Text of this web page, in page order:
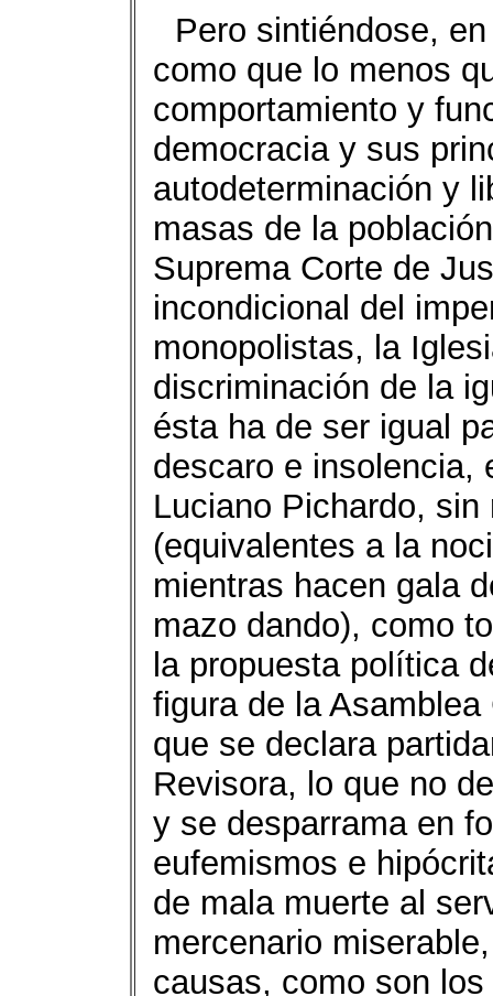
Pero sintiéndose,
como que lo menos
comportamiento y
democracia y sus
autodeterminación y
masas de la
Suprema Corte de
incondicional del
monopolistas, la
discriminación de la
ésta ha de ser igual
descaro e insolencia,
Luciano Pichardo,
(equivalentes a la
mientras hacen gala
mazo dando), como
la propuesta política
figura de la
que se declara
Revisora, lo que no
y se desparrama en
eufemismos e
de mala muerte al
mercenario
causas, como son